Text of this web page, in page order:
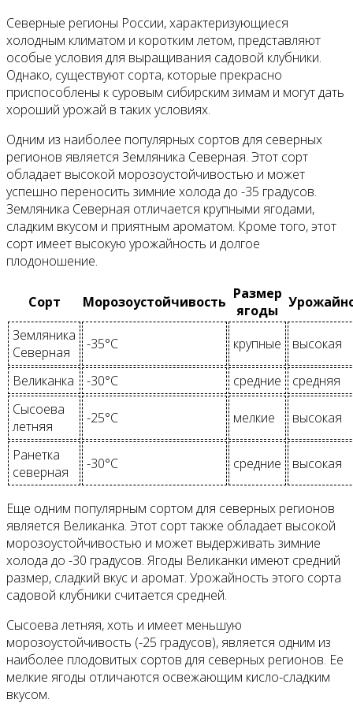
Северные регионы России, характеризующиеся
холодным климатом и коротким летом, представляют
особые условия для выращивания садовой клубники.
Однако, существуют сорта, которые прекрасно
приспособлены к суровым сибирским зимам и могут дать
хороший урожай в таких условиях.
Одним из наиболее популярных сортов для северных
регионов является Земляника Северная. Этот сорт
обладает высокой морозоустойчивостью и может
успешно переносить зимние холода до -35 градусов.
Земляника Северная отличается крупными ягодами,
сладким вкусом и приятным ароматом. Кроме того, этот
сорт имеет высокую урожайность и долгое
плодоношение.
Сорт Морозоустойчивость Размер
ягоды
Земляника
Северная
-35°C крупные высокая
Великанка -30°C средние
средняя
Сысоева
летняя
-25°C мелкие высокая
Ранетка
северная
-30°C средние высокая
Еще одним популярным сортом для северных регионов
является Великанка. Этот сорт также обладает высокой
морозоустойчивостью и может выдерживать зимние
холода до -30 градусов. Ягоды Великанки имеют средний
размер, сладкий вкус и аромат. Урожайность этого сорта
садовой клубники считается средней.
Сысоева летняя, хоть и имеет меньшую
морозоустойчивость (-25 градусов), является одним из
наиболее плодовитых сортов для северных регионов. Ее
мелкие ягоды отличаются освежающим кисло-сладким
вкусом.